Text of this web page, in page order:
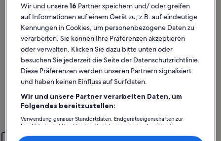
Weitere Infos zu FKK-Finca Mallorca, kl.Ferienhäuschen u.
Premium-Gastgeber
Urlaub
10 von 10
Außergewöhnlich
außergewöhnlich
(81
bewertungen)
Vielen Dank es war super schön bei euch. Gut zum erholen
und um Ausflüge zu beginnen. Euer Grundstück ist ein Traum
alles sauber und ordentlich und wunderschön.
Benjamin N.
Aufenthalt im Aug. 2024
Weitere
Sehr
beschrieben
:-)
Wir und unsere16 Partner speichern und/ oder greifen
auf Informationen auf einem Gerät zu, z.B. auf eindeutige
Kennungen in Cookies, um personenbezogene Daten zu
verarbeiten. Sie können Ihre Präferenzen akzeptieren
oder verwalten. Klicken Sie dazu bitte unten oder
besuchen Sie jederzeit die Seite der Datenschutzrichtlinie.
Diese Präferenzen werden unseren Partnern signalisiert
und haben keinen Einfluss auf Surfdaten.
Wir und unsere Partner verarbeiten Daten, um
Folgendes bereitzustellen:
Verwendung genauer Standortdaten. Endgeräteeigenschaften zur
Identifikation aktiv abfragen. Speichern von oder Zugriff auf
Inhalte, Messung von Werbeleistung und der Performance von Inhalten,